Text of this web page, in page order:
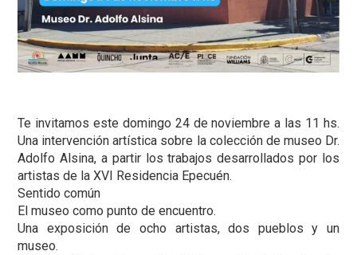
Te invitamos este domingo 24 de noviembre a las 11 hs.
Una intervención artística sobre la colección de museo Dr.
Adolfo Alsina, a partir los trabajos desarrollados por los
artistas de la XVI Residencia Epecuén.
Sentido común
El museo como punto de encuentro.
Una exposición de ocho artistas, dos pueblos y un
museo.